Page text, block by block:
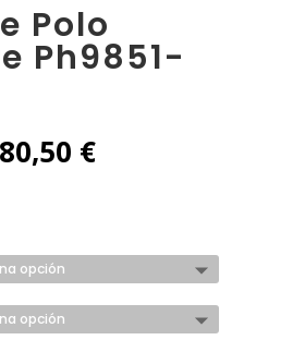
Polo
Ph9851-
El
precio
€.
80,50 €El
80,50 €.